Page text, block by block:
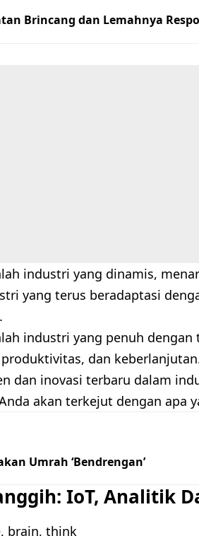
Brincang dan Lemahnya
industri yang dinamis,
yang terus beradaptasi
industri yang penuh dengan
dan
dan inovasi terbaru dalam
akan terkejut dengan apa
Umrah ‘Bendrengan’
IoT, Analitik